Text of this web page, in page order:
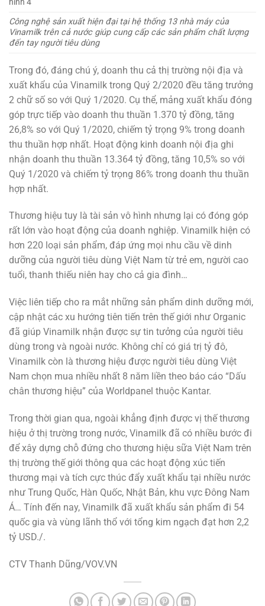
Công nghệ sản xuất hiện đại tại hệ thống 13 nhà máy của
Vinamilk trên cả nước giúp cung cấp các sản phẩm chất lượng
đến tay người tiêu dùng
Trong đó, đáng chú ý, doanh thu cả thị trường nội địa và
xuất khẩu của Vinamilk trong Quý 2/2020 đều tăng trưởng
2 chữ số so với Quý 1/2020. Cụ thể, mảng xuất khẩu đóng
góp trực tiếp vào doanh thu thuần 1.370 tỷ đồng, tăng
26,8% so với Quý 1/2020, chiếm tỷ trọng 9% trong doanh
thu thuần hợp nhất. Hoạt động kinh doanh nội địa ghi
nhận doanh thu thuần 13.364 tỷ đồng, tăng 10,5% so với
Quý 1/2020 và chiếm tỷ trọng 86% trong doanh thu thuần
hợp nhất.
Thương hiệu tuy là tài sản vô hình nhưng lại có đóng góp
rất lớn vào hoạt động của doanh nghiệp. Vinamilk hiện có
hơn 220 loại sản phẩm, đáp ứng mọi nhu cầu về dinh
dưỡng của người tiêu dùng Việt Nam từ trẻ em, người cao
tuổi, thanh thiếu niên hay cho cả gia đình…
Việc liên tiếp cho ra mắt những sản phẩm dinh dưỡng mới,
cập nhật các xu hướng tiên tiến trên thế giới như Organic
đã giúp Vinamilk nhận được sự tin tưởng của người tiêu
dùng trong và ngoài nước. Không chỉ có giá trị tỷ đô,
Vinamilk còn là thương hiệu được người tiêu dùng Việt
Nam chọn mua nhiều nhất 8 năm liền theo báo cáo “Dấu
chân thương hiệu” của Worldpanel thuộc Kantar.
Trong thời gian qua, ngoài khẳng định được vị thế thương
hiệu ở thị trường trong nước, Vinamilk đã có nhiều bước đi
để xây dựng chỗ đứng cho thương hiệu sữa Việt Nam trên
thị trường thế giới thông qua các hoạt động xúc tiến
thương mại và tích cực thúc đẩy xuất khẩu tại nhiều nước
như Trung Quốc, Hàn Quốc, Nhật Bản, khu vực Đông Nam
Á… Tính đến nay, Vinamilk đã xuất khẩu sản phẩm đi 54
quốc gia và vùng lãnh thổ với tổng kim ngạch đạt hơn 2,2
tỷ USD./.
CTV Thanh Dũng/VOV.VN